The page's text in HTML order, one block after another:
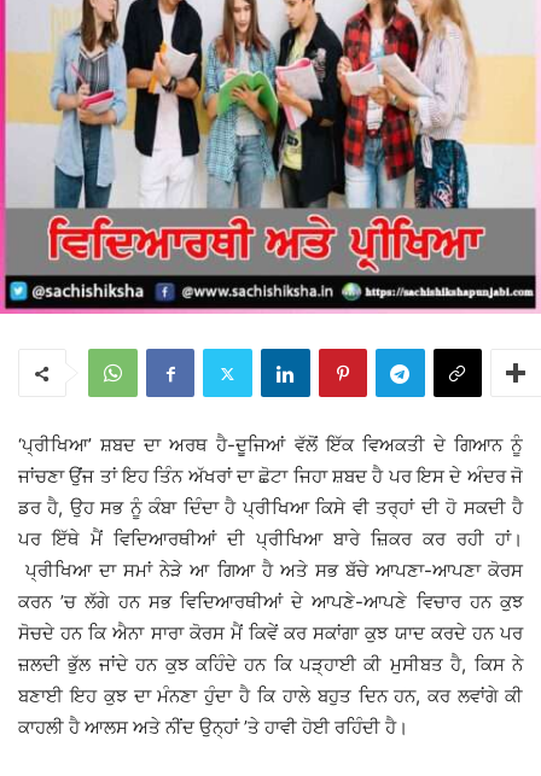
‘ਪ੍ਰੀਖਿਆ’ ਸ਼ਬਦ ਦਾ ਅਰਥ ਹੈ-ਦੂਜਿਆਂ ਵੱਲੋਂ ਇੱਕ ਵਿਅਕਤੀ ਦੇ ਗਿਆਨ ਨੂੰ
ਜਾਂਚਣਾ ਉਂਜ ਤਾਂ ਇਹ ਤਿੰਨ ਅੱਖਰਾਂ ਦਾ ਛੋਟਾ ਜਿਹਾ ਸ਼ਬਦ ਹੈ ਪਰ ਇਸ ਦੇ ਅੰਦਰ ਜੋ
ਡਰ ਹੈ, ਉਹ ਸਭ ਨੂੰ ਕੰਬਾ ਦਿੰਦਾ ਹੈ ਪ੍ਰੀਖਿਆ ਕਿਸੇ ਵੀ ਤਰ੍ਹਾਂ ਦੀ ਹੋ ਸਕਦੀ ਹੈ
ਪਰ ਇੱਥੇ ਮੈਂ ਵਿਦਿਆਰਥੀਆਂ ਦੀ ਪ੍ਰੀਖਿਆ ਬਾਰੇ ਜ਼ਿਕਰ ਕਰ ਰਹੀ ਹਾਂ।
ਪ੍ਰੀਖਿਆ ਦਾ ਸਮਾਂ ਨੇੜੇ ਆ ਗਿਆ ਹੈ ਅਤੇ ਸਭ ਬੱਚੇ ਆਪਣਾ-ਆਪਣਾ ਕੋਰਸ
ਕਰਨ ’ਚ ਲੱਗੇ ਹਨ ਸਭ ਵਿਦਿਆਰਥੀਆਂ ਦੇ ਆਪਣੇ-ਆਪਣੇ ਵਿਚਾਰ ਹਨ ਕੁਝ
ਸੋਚਦੇ ਹਨ ਕਿ ਐਨਾ ਸਾਰਾ ਕੋਰਸ ਮੈਂ ਕਿਵੇਂ ਕਰ ਸਕਾਂਗਾ ਕੁਝ ਯਾਦ ਕਰਦੇ ਹਨ ਪਰ
ਜ਼ਲਦੀ ਭੁੱਲ ਜਾਂਦੇ ਹਨ ਕੁਝ ਕਹਿੰਦੇ ਹਨ ਕਿ ਪੜ੍ਹਾਈ ਕੀ ਮੁਸੀਬਤ ਹੈ, ਕਿਸ ਨੇ
ਬਣਾਈ ਇਹ ਕੁਝ ਦਾ ਮੰਨਣਾ ਹੁੰਦਾ ਹੈ ਕਿ ਹਾਲੇ ਬਹੁਤ ਦਿਨ ਹਨ, ਕਰ ਲਵਾਂਗੇ ਕੀ
ਕਾਹਲੀ ਹੈ ਆਲਸ ਅਤੇ ਨੀਂਦ ਉਨ੍ਹਾਂ ’ਤੇ ਹਾਵੀ ਹੋਈ ਰਹਿੰਦੀ ਹੈ।